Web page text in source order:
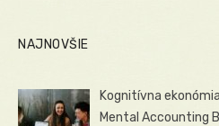
NAJNOVŠIE
Kognitívna
Mental Accounting